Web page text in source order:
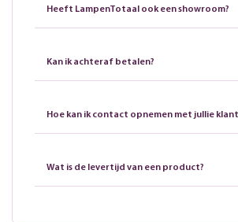
Heeft LampenTotaal ook een showroom?
Kan ik achteraf betalen?
Hoe kan ik contact opnemen met jullie
Wat is de levertijd van een product?